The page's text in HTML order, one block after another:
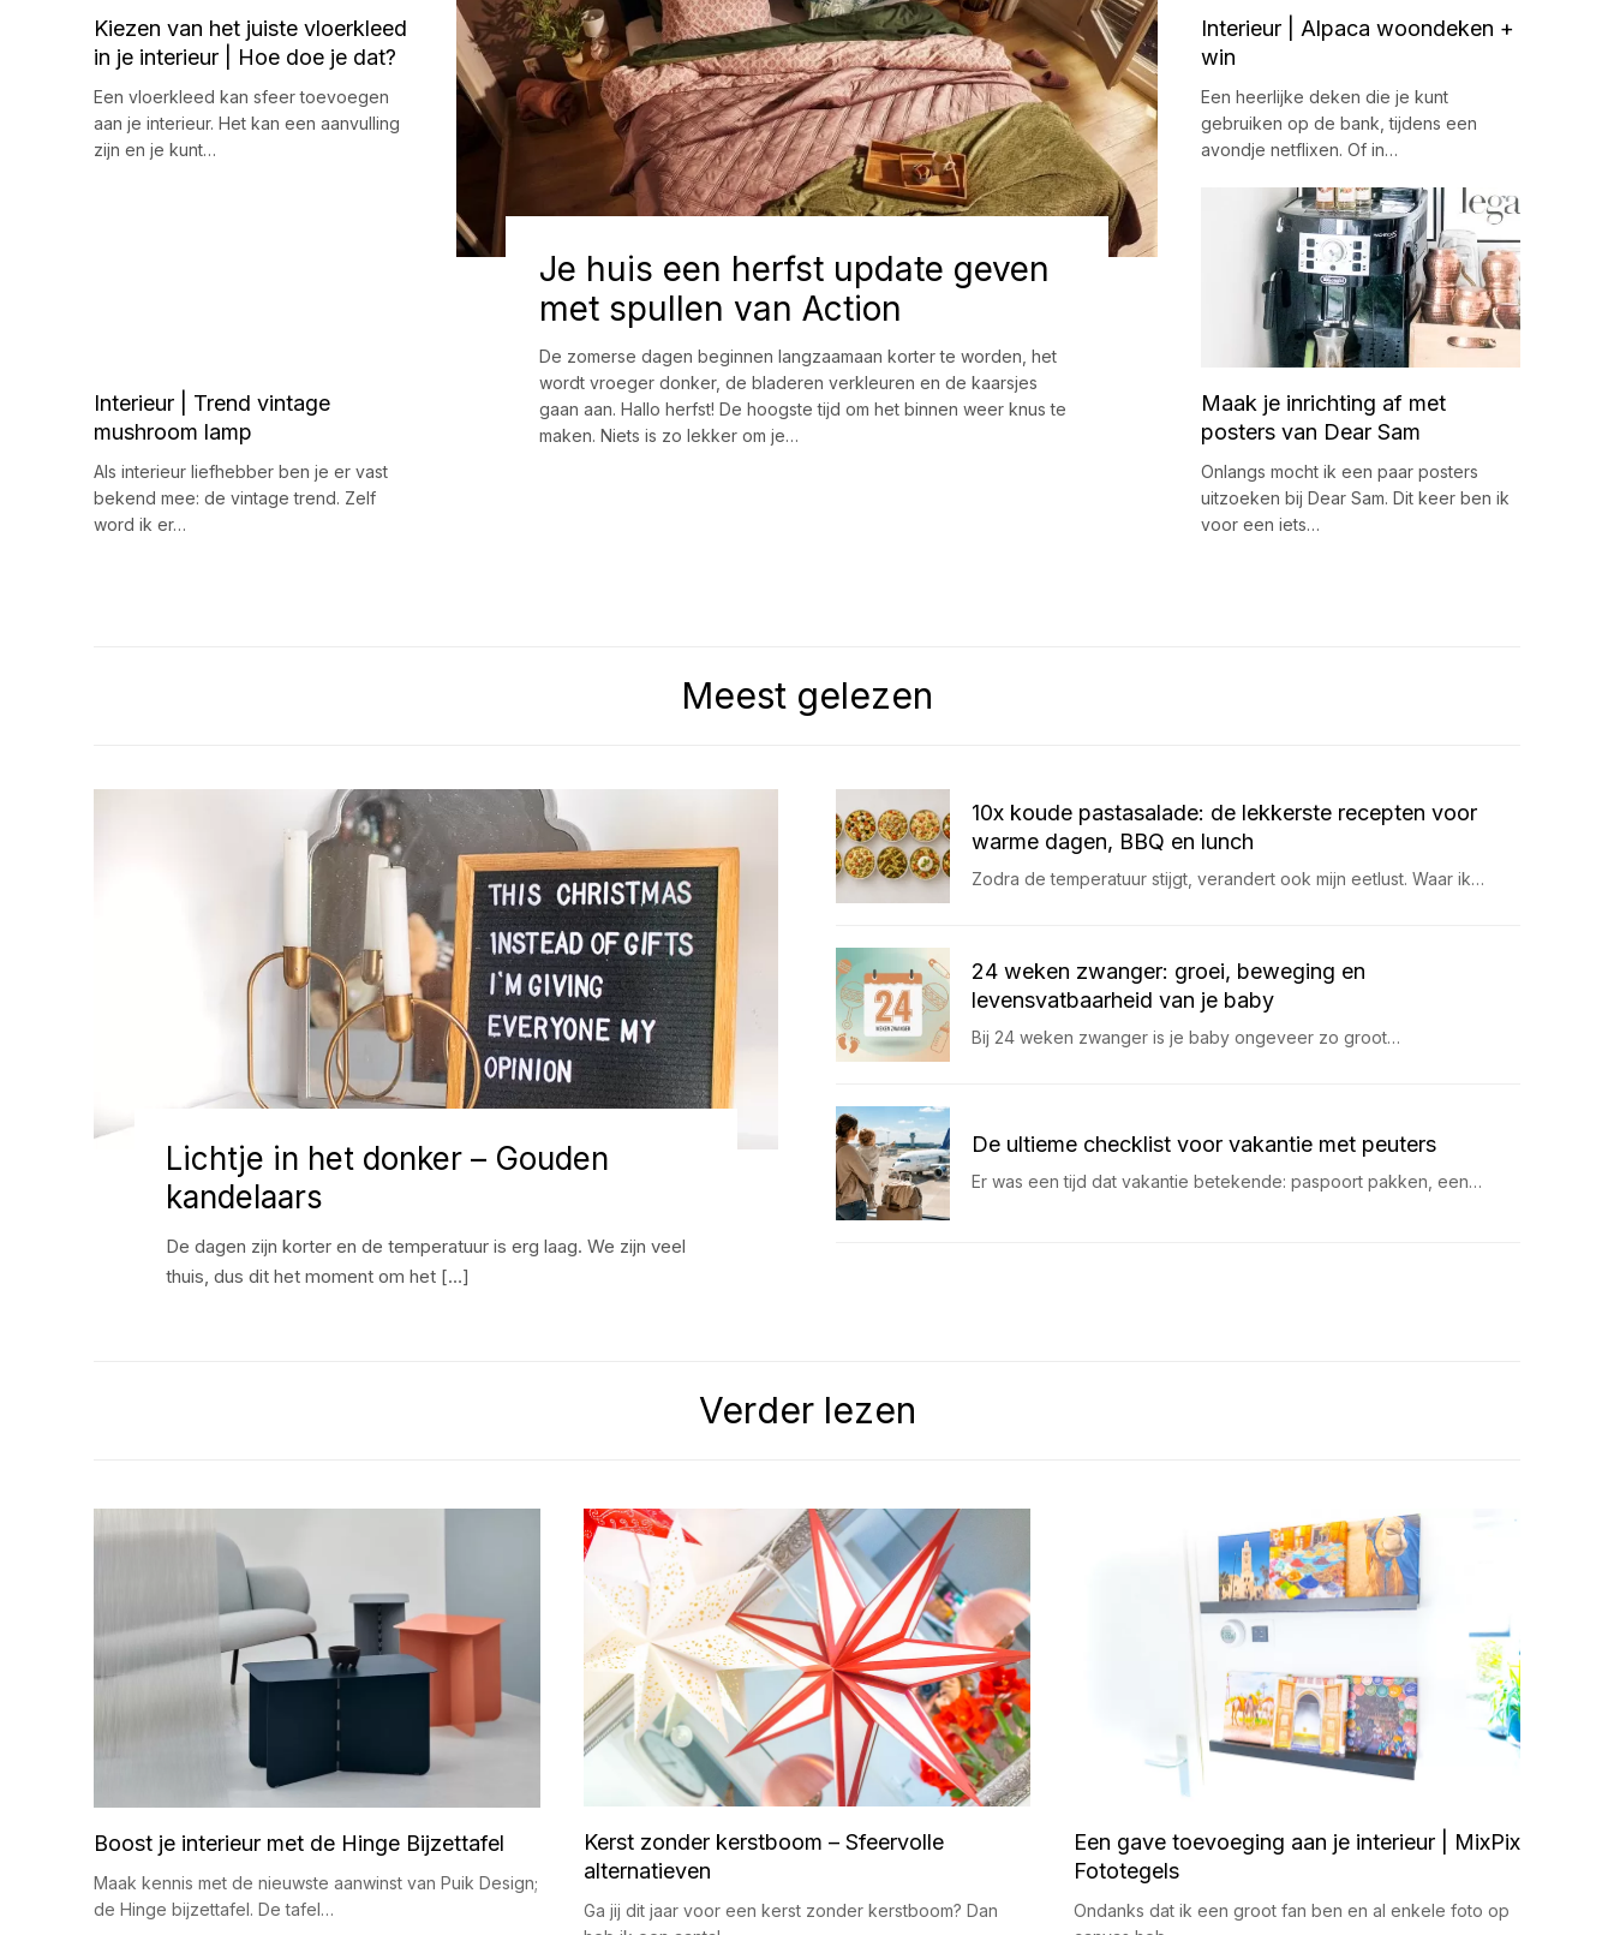
Kiezen van het juiste vloerkleed
in je interieur | Hoe doe je dat?
Een vloerkleed kan sfeer toevoegen
aan je interieur. Het kan een aanvulling
zijn en je kunt…
Interieur | Trend vintage
mushroom lamp
Als interieur liefhebber ben je er vast
bekend mee: de vintage trend. Zelf
word ik er…
Je huis een herfst update geven
met spullen van Action
De zomerse dagen beginnen langzaamaan korter te worden, het
wordt vroeger donker, de bladeren verkleuren en de kaarsjes
gaan aan. Hallo herfst! De hoogste tijd om het binnen weer knus te
maken. Niets is zo lekker om je…
Interieur | Alpaca woondeken +
win
Een heerlijke deken die je kunt
gebruiken op de bank, tijdens een
avondje netflixen. Of in…
Maak je inrichting af met
posters van Dear Sam
Onlangs mocht ik een paar posters
uitzoeken bij Dear Sam. Dit keer ben ik
voor een iets…
Meest gelezen
Lichtje in het donker – Gouden
kandelaars
De dagen zijn korter en de temperatuur is erg laag. We zijn veel
thuis, dus dit het moment om het […]
10x koude pastasalade: de lekkerste recepten voor
warme dagen, BBQ en lunch
Zodra de temperatuur stijgt, verandert ook mijn eetlust. Waar ik…
24 weken zwanger: groei, beweging en
levensvatbaarheid van je baby
Bij 24 weken zwanger is je baby ongeveer zo groot…
De ultieme checklist voor vakantie met peuters
Er was een tijd dat vakantie betekende: paspoort pakken, een…
Verder lezen
Boost je interieur met de Hinge Bijzettafel
Maak kennis met de nieuwste aanwinst van Puik Design;
de Hinge bijzettafel. De tafel…
Kerst zonder kerstboom – Sfeervolle
alternatieven
Ga jij dit jaar voor een kerst zonder kerstboom? Dan
Een gave toevoeging aan je interieur | MixPix
Fototegels
Ondanks dat ik een groot fan ben en al enkele foto op